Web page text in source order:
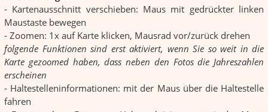
- Kartenausschnitt verschieben: Maus mit gedrückter linken
Maustaste bewegen
- Zoomen: 1x auf Karte klicken, Mausrad vor/zurück drehen
folgende Funktionen sind erst aktiviert, wenn Sie so weit in die
Karte gezoomed haben, dass neben den Fotos die Jahreszahlen
erscheinen
- Haltestelleninformationen: mit der Maus über die Haltestelle
fahren